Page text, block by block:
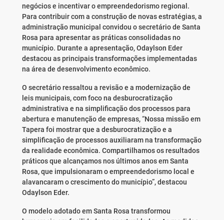
negócios e incentivar o empreendedorismo regional.
Para contribuir com a construção de novas estratégias, a
administração municipal convidou o secretário de Santa
Rosa para apresentar as práticas consolidadas no
município. Durante a apresentação, Odaylson Eder
destacou as principais transformações implementadas
na área de desenvolvimento econômico.
O secretário ressaltou a revisão e a modernização de
leis municipais, com foco na desburocratização
administrativa e na simplificação dos processos para
abertura e manutenção de empresas, “Nossa missão em
Tapera foi mostrar que a desburocratização e a
simplificação de processos auxiliaram na transformação
da realidade econômica. Compartilhamos os resultados
práticos que alcançamos nos últimos anos em Santa
Rosa, que impulsionaram o empreendedorismo local e
alavancaram o crescimento do município”, destacou
Odaylson Eder.
O modelo adotado em Santa Rosa transformou